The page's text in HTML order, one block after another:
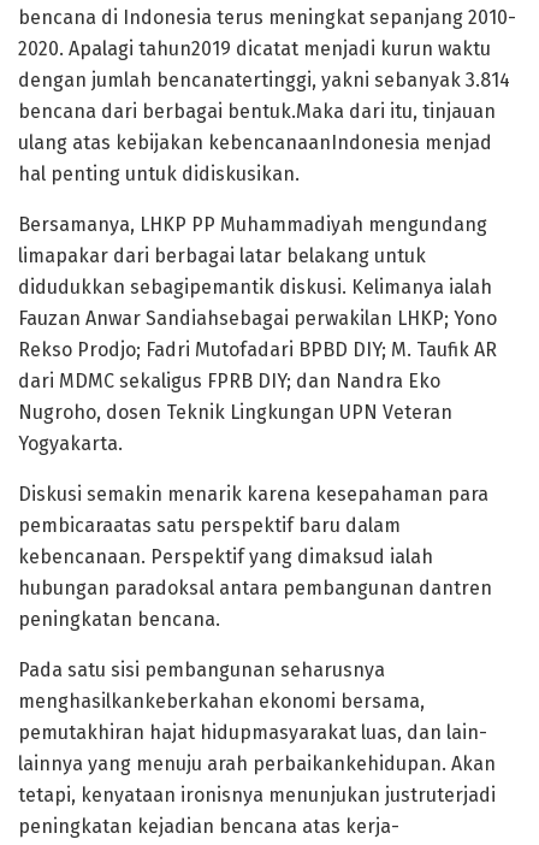
bencana di Indonesia terus meningkat sepanjang 2010-
2020. Apalagi tahun2019 dicatat menjadi kurun waktu
dengan jumlah bencanatertinggi, yakni sebanyak 3.814
bencana dari berbagai bentuk.Maka dari itu, tinjauan
ulang atas kebijakan kebencanaanIndonesia menjad
hal penting untuk didiskusikan.
Bersamanya, LHKP PP Muhammadiyah mengundang
limapakar dari berbagai latar belakang untuk
didudukkan sebagipemantik diskusi. Kelimanya ialah
Fauzan Anwar Sandiahsebagai perwakilan LHKP; Yono
Rekso Prodjo; Fadri Mutofadari BPBD DIY; M. Taufik AR
dari MDMC sekaligus FPRB DIY; dan Nandra Eko
Nugroho, dosen Teknik Lingkungan UPN Veteran
Yogyakarta.
Diskusi semakin menarik karena kesepahaman para
pembicaraatas satu perspektif baru dalam
kebencanaan. Perspektif yang dimaksud ialah
hubungan paradoksal antara pembangunan dantren
peningkatan bencana.
Pada satu sisi pembangunan seharusnya
menghasilkankeberkahan ekonomi bersama,
pemutakhiran hajat hidupmasyarakat luas, dan lain-
lainnya yang menuju arah perbaikankehidupan. Akan
tetapi, kenyataan ironisnya menunjukan justruterjadi
peningkatan kejadian bencana atas kerja-